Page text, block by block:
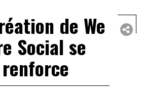
de We
Social se
renforce